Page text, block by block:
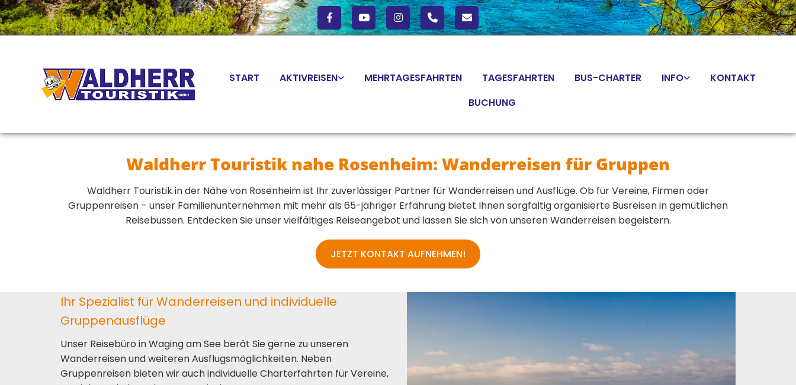
Zum Inhalt springen
START AKTIVREISEN MEHRTAGESFAHRTEN TAGESFAHRTEN BUS-CHARTER INFO
KONTAKT
BUCHUNG
Waldherr Touristik nahe Rosenheim: Wanderreisen für Gruppen
Waldherr Touristik in der Nähe von Rosenheim ist Ihr zuverlässiger Partner für Wanderreisen und Ausflüge. Ob für Vereine, Firmen oder
Gruppenreisen – unser Familienunternehmen mit mehr als 65-jähriger Erfahrung bietet Ihnen sorgfältig organisierte Busreisen in gemütlichen
Reisebussen. Entdecken Sie unser vielfältiges Reiseangebot und lassen Sie sich von unseren Wanderreisen begeistern.
JETZT KONTAKT AUFNEHMEN!
Ihr Spezialist für Wanderreisen und individuelle
Gruppenausflüge
Unser Reisebüro in Waging am See berät Sie gerne zu unseren
Wanderreisen und weiteren Ausflugsmöglichkeiten. Neben
Gruppenreisen bieten wir auch individuelle Charterfahrten für Vereine,